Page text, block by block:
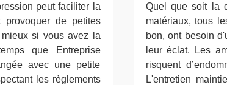
peut faciliter la
provoquer de petites
si vous avez la
que Entreprise
avec une petite
les règlements
Quel que soit la
matériaux, tous
bon, ont besoin
leur éclat. Les
risquent
L'entretien